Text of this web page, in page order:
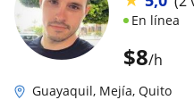
$8/h
En línea
Guayaquil, Mejía, Quito